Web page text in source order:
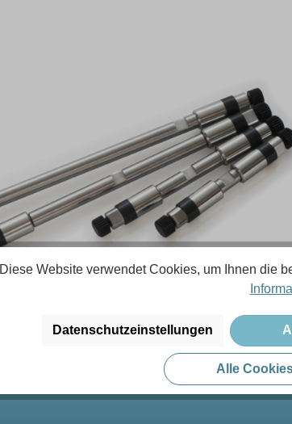
Diese Website verwendet Cookies, um Ihnen die
Datenschutzeinstellungen
Alle